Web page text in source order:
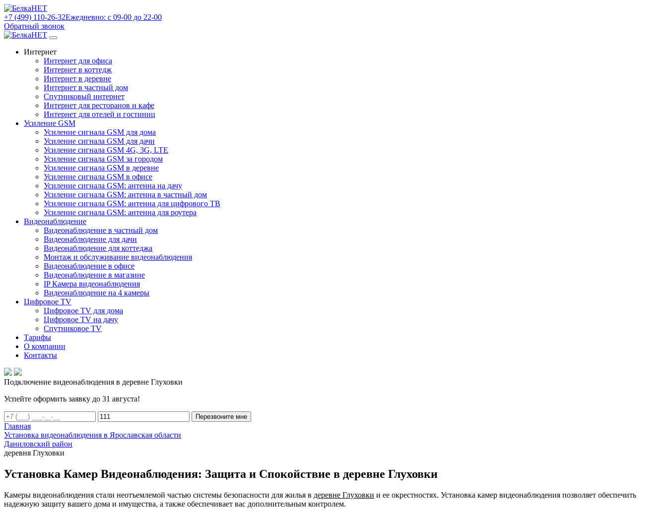
+7 (499) 110-26-32Ежедневно: с 09-00 до 22-00
Обратный звонок
Интернет
Интернет для офиса
Интернет в коттедж
Интернет в деревне
Интернет в частный дом
Спутниковый интернет
Интернет для ресторанов и кафе
Интернет для отелей и гостиниц
Усиление GSM
Усиление сигнала GSM для дома
Усиление сигнала GSM для дачи
Усиление сигнала GSM 4G, 3G, LTE
Усиление сигнала GSM за городом
Усиление сигнала GSM в деревне
Усиление сигнала GSM в офисе
Усиление сигнала GSM: антенна на дачу
Усиление сигнала GSM: антенна в частный дом
Усиление сигнала GSM: антенна для цифрового ТВ
Усиление сигнала GSM: антенна для роутера
Видеонаблюдение
Видеонаблюдение в частный дом
Видеонаблюдение для дачи
Видеонаблюдение для коттеджа
Монтаж и обслуживание видеонаблюдения
Видеонаблюдение в офисе
Видеонаблюдение в магазине
IP Камера видеонаблюдения
Видеонаблюдение на 4 камеры
Цифровое TV
Цифровое TV для дома
Цифровое TV на дачу
Спутниковое TV
Тарифы
О компании
Контакты
Подключение видеонаблюдения в деревне Глуховки
Успейте оформить заявку до 31 августа!
Перезвоните мне
Главная
Установка видеонаблюдения в Ярославская области
Даниловский район
деревня Глуховки
Установка Камер Видеонаблюдения: Защита и Спокойствие в деревне Глуховки
Камеры видеонаблюдения стали неотъемлемой частью системы безопасности для жилья в деревне Глуховки и ее окрестностях. Установка камер видеонаблюдения позволяет обеспечить
надежную защиту вашего дома и имущества, а также обеспечивает вас дополнительным контролем.